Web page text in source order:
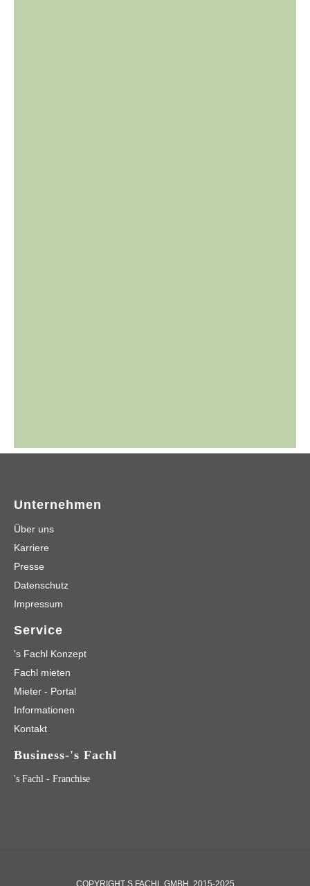
Unternehmen
Über uns
Karriere
Presse
Datenschutz
Impressum
Service
's Fachl Konzept
Fachl mieten
Mieter - Portal
Informationen
Kontakt
Business-'s Fachl
's Fachl - Franchise
COPYRIGHT S FACHL GMBH, 2015-2025